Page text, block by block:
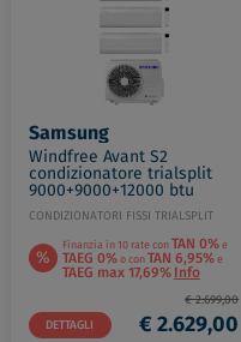
Samsung
Windfree Avant S2
condizionatore trialsplit
9000+9000+12000 btu
6.8kw Wi-Fi codice prod:
AR70F09(09)(12)C1AWNEU
AJ068TX
CONDIZIONATORI FISSI TRIALSPLIT
% Finanzia in 10 rate conTAN 0%e
TAEG 0%o conTAN 6,95%e
TAEG max 17,69%Info
DETTAGLI
€ 2.699,00
€ 2.629,00